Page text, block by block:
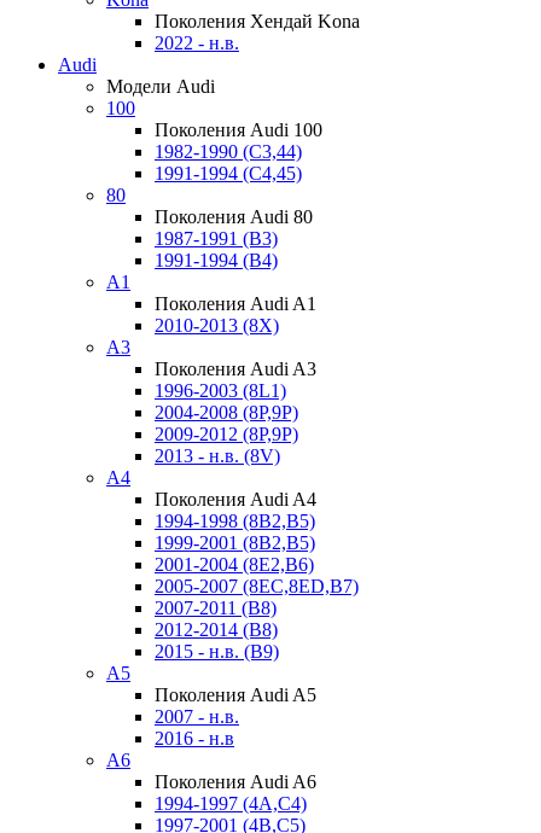
Поколения Хендай Kona
2022 - н.в.
Audi
Модели Audi
100
Поколения Audi 100
1982-1990 (С3,44)
1991-1994 (С4,45)
80
Поколения Audi 80
1987-1991 (B3)
1991-1994 (B4)
A1
Поколения Audi A1
2010-2013 (8X)
A3
Поколения Audi A3
1996-2003 (8L1)
2004-2008 (8P,9P)
2009-2012 (8P,9P)
2013 - н.в. (8V)
A4
Поколения Audi A4
1994-1998 (8B2,B5)
1999-2001 (8B2,B5)
2001-2004 (8E2,B6)
2005-2007 (8EC,8ED,B7)
2007-2011 (B8)
2012-2014 (B8)
2015 - н.в. (B9)
A5
Поколения Audi A5
2007 - н.в.
2016 - н.в
A6
Поколения Audi A6
1994-1997 (4A,C4)
1997-2001 (4B,C5)